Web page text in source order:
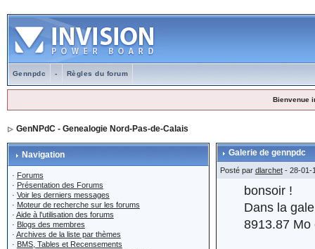
Gennpdc - Règles du forum
Bienvenue
GenNPdC - Genealogie Nord-Pas-de-Calais
Navigation
· Forums
· Présentation des Forums
· Voir les derniers messages
· Moteur de recherche sur les forums
· Aide à l'utilisation des forums
· Blogs des membres
· Archives de la liste par thèmes
· BMS, Tables et Recensements
Galerie de gennpdc
Posté par dlarchet- 28-01-
bonsoir !
Dans la
8913.87 Mo